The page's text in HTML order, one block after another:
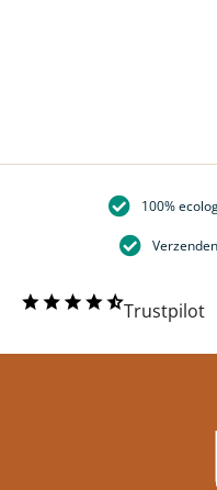
100%
Trustpilot